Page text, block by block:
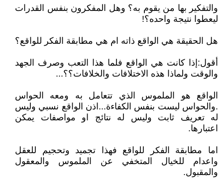
والتفكير بها من يقوم به؟ وهل المفكرون بنفس القدرات
ليعطوا نتيجة واحده؟!
هل الحقيقة هي الواقع ذاته ام هي مطابقة الفكر للواقع؟
أقول:إذا كانت هي الواقع فلما هذا التعب وصرف الجهد
والوقت ولماذا هذه الاختلافات والخلافات؟؟...
الواقع هو الملموس الذي تتعامل به ومعه الحواس
.والحواس ليست بنفس الكفاءة...اذن الواقع نسبي وليس
له تعريف ثابت وليس له نتائج او مواصفات يمكن
اعتبارها.
اما مطابقة الفكر للواقع فهذا تجميد وتحجيم للعقل
واعدام للخيال المتخفي عن الملموس والمعقول
والمقبول.